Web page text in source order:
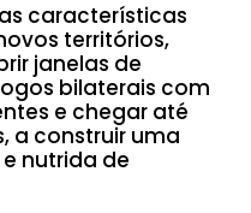
características
territórios,
janelas de
bilaterais com
e chegar até
a construir uma
nutrida de